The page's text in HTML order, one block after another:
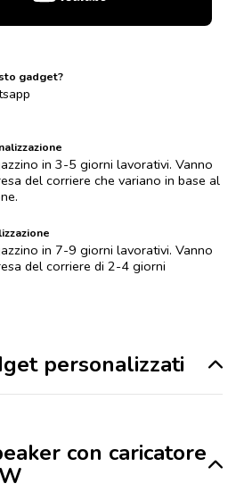
gadget?
in 3-5 giorni lavorativi. Vanno
del corriere che variano in base al
in 7-9 giorni lavorativi. Vanno
del corriere di 2-4 giorni
personalizzati
con caricatore